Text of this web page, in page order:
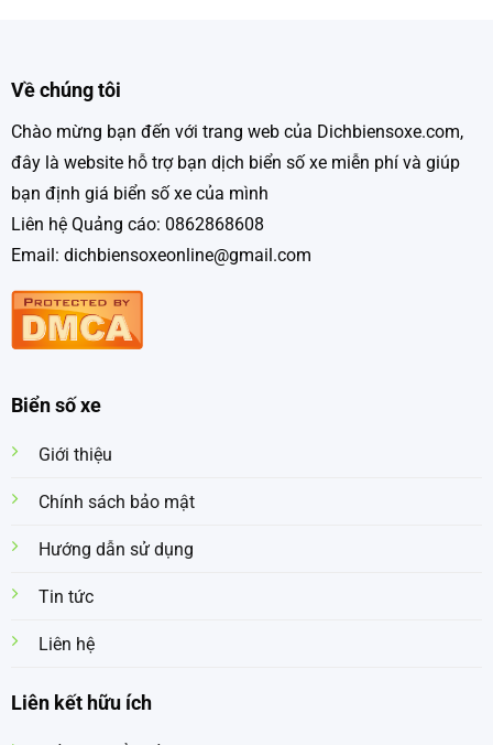
Về chúng tôi
Chào mừng bạn đến với trang web của Dichbiensoxe.com,
đây là website hỗ trợ bạn dịch biển số xe miễn phí và giúp
bạn định giá biển số xe của mình
Liên hệ Quảng cáo: 0862868608
Email: dichbiensoxeonline@gmail.com
Biển số xe
Giới thiệu
Chính sách bảo mật
Hướng dẫn sử dụng
Tin tức
Liên hệ
Liên kết hữu ích